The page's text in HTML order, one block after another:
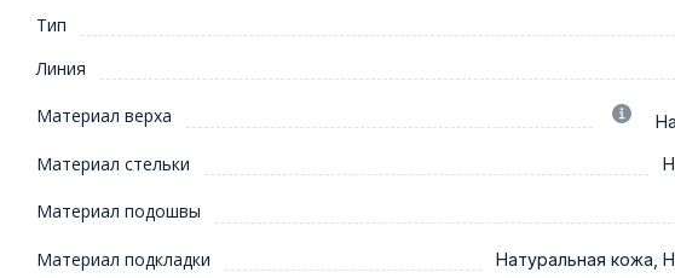
Тип
Линия
Материал верха
Материал стельки
Материал подошвы
Материал подкладки Натуральная кожа,